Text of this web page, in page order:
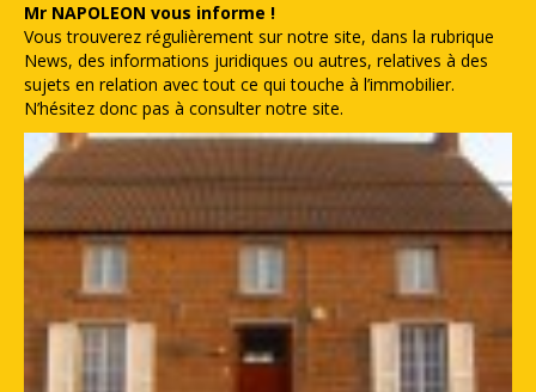
Mr NAPOLEON vous informe !
Vous trouverez régulièrement sur notre site, dans la rubrique
News, des informations juridiques ou autres, relatives à des
sujets en relation avec tout ce qui touche à l’immobilier.
N’hésitez donc pas à consulter notre site.